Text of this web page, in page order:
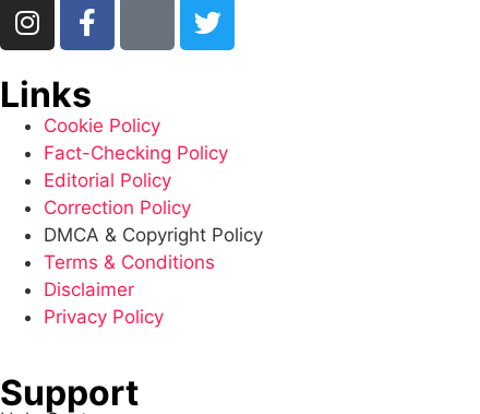
Links
Cookie Policy
Fact-Checking Policy
Editorial Policy
Correction Policy
DMCA & Copyright Policy
Terms & Conditions
Disclaimer
Privacy Policy
Support